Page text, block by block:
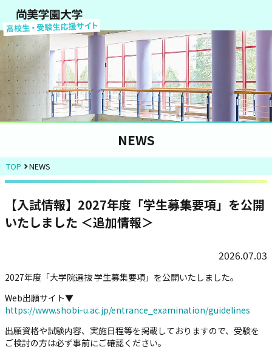
NEWS
TOP NEWS
【入試情報】2027年度「学生募集要項」を公開
いたしました ＜追加情報＞
2026.07.03
2027年度「大学院選抜 学生募集要項」を公開いたしました。
Web出願サイト▼
https://www.shobi-u.ac.jp/entrance_examination/guidelines
出願資格や試験内容、実施日程等を掲載しておりますので、受験を
ご検討の方は必ず事前にご確認ください。